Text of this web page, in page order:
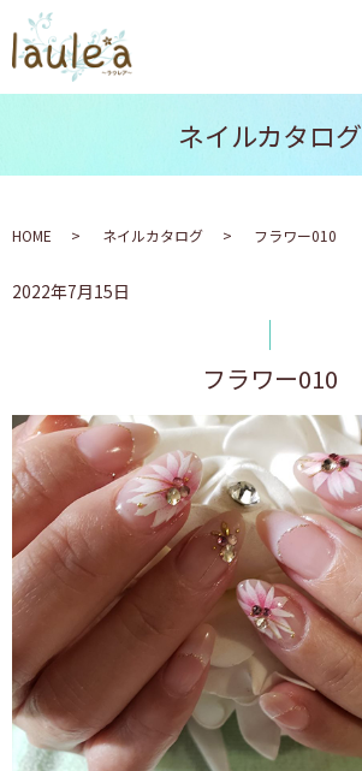
ネイルカタログ
HOME ネイルカタログ フラワー010
2022年7月15日
フラワー010